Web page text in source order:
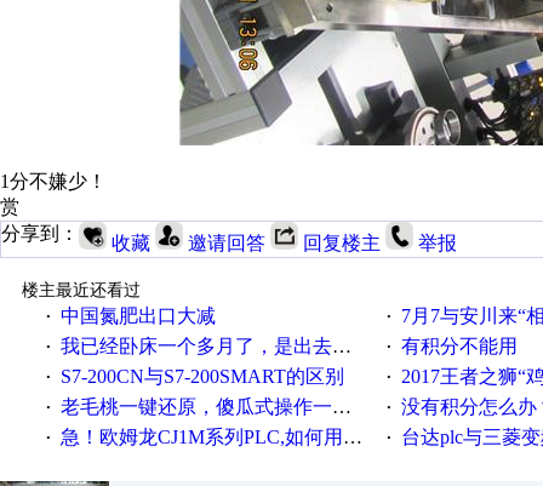
1分不嫌少！
赏
分享到：
收藏 邀请回答 回复楼主 举报
楼主最近还看过
· 中国氮肥出口大减 · 7月7与安川来“
· 我已经卧床一个多月了，是出去安装机械手在高速遭遇车祸所致:大家工作都要特别注意啊 · 有积分不能用
· S7-200CN与S7-200SMART的区别 · 2017王者之狮“鸡”情签到
· 老毛桃一键还原，傻瓜式操作一键轻松备份还原；程序为向导式安装，一键即可实现自动备份或还原系统。 · 没有积分怎么办
· 急！欧姆龙CJ1M系列PLC,如何用时间控制变频器。要求时间在组态王中可以自由输入！拜托各位大神了！ · 台达plc与三菱